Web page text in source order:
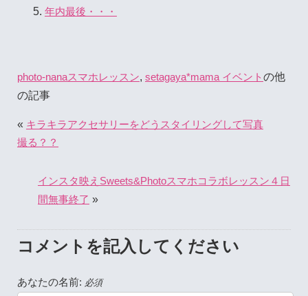
年内最後・・・
photo-nanaスマホレッスン, setagaya*mama イベントの他
の記事
« キラキラアクセサリーをどうスタイリングして写真
撮る？？
インスタ映えSweets&Photoスマホコラボレッスン４日
間無事終了 »
コメントを記入してください
あなたの名前: 必須